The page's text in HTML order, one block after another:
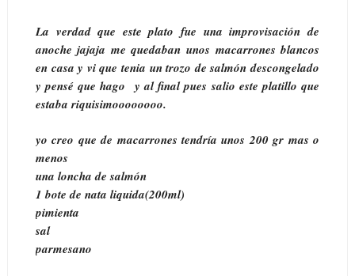
La verdad que este plato fue una improvisación de
anoche jajaja me quedaban unos macarrones blancos
en casa y vi que tenia un trozo de salmón descongelado
y pensé que hago y al final pues salio este platillo que
estaba riquisimoooooooo.
yo creo que de macarrones tendría unos 200 gr mas o
menos
una loncha de salmón
1 bote de nata liquida(200ml)
pimienta
sal
parmesano